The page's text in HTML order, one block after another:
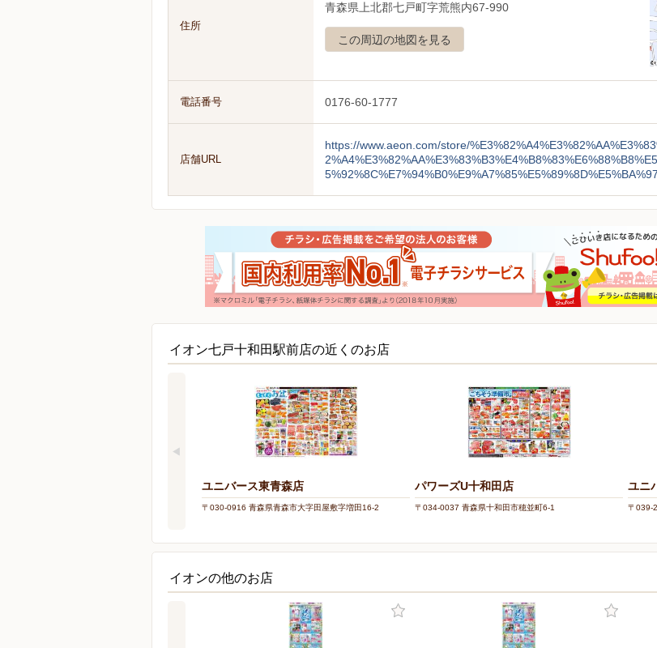
住所
青森県上北郡七戸町字荒熊内67-990
この周辺の地図を見る
電話番号 0176-60-1777
店舗URL
https://www.aeon.com/store/
イオン七戸十和田駅前店の近くのお店
ユニバース東青森店
〒030-0916 青森県青森市大字田屋敷字増田16-2
パワーズU十和田店
〒034-0037 青森県十和田市穂並町6-1
ユニ
〒039-
イオンの他のお店